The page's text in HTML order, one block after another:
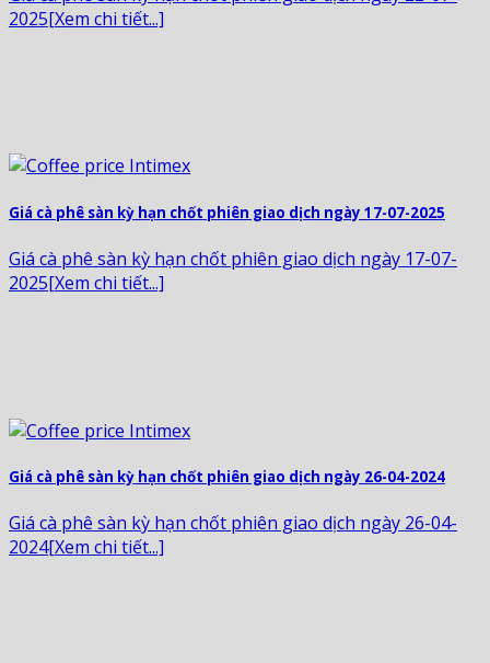
2025[Xem chi tiết...]
Giá cà phê sàn kỳ hạn chốt phiên giao dịch ngày 17-07-2025
Giá cà phê sàn kỳ hạn chốt phiên giao dịch ngày 17-07-
2025[Xem chi tiết...]
Giá cà phê sàn kỳ hạn chốt phiên giao dịch ngày 26-04-2024
Giá cà phê sàn kỳ hạn chốt phiên giao dịch ngày 26-04-
2024[Xem chi tiết...]